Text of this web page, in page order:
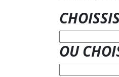
OU